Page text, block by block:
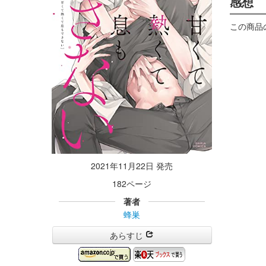
2021年11月22日 発売
182ページ
著者
蜂巣
あらすじ
この商品